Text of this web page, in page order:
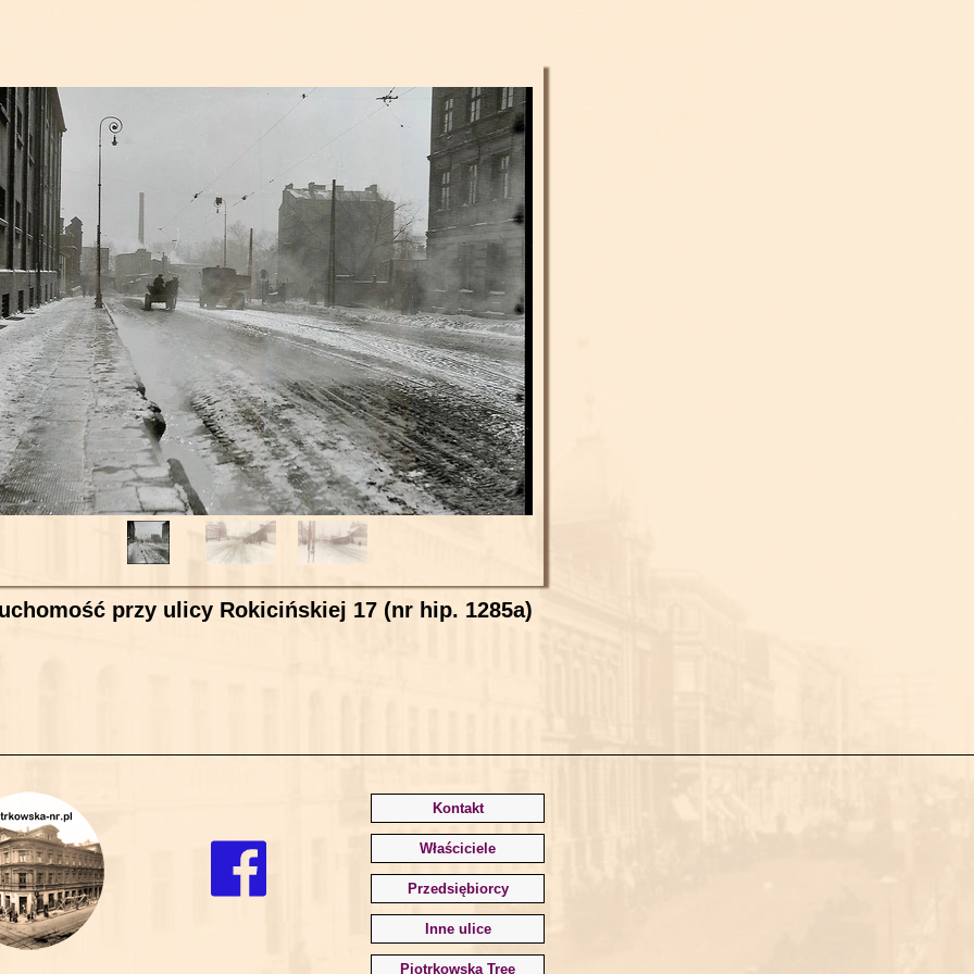
przy ulicy Rokicińskiej 17 (nr hip. 1285a)
Kontakt
Właściciele
Przedsiębiorcy
Inne ulice
Piotrkowska Tree